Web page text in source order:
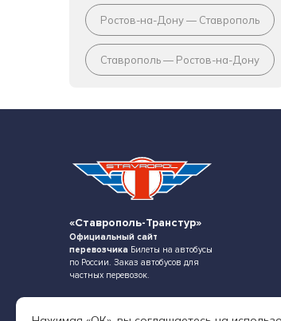
Ростов-на-Дону — Ставрополь
Ставрополь — Ростов-на-Дону
«Ставрополь-Транстур»
Официальный сайт
перевозчика Билеты на автобусы
по России. Заказ автобусов для
частных перевозок.